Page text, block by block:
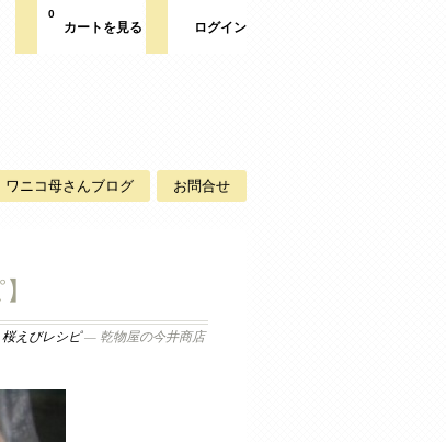
カートを見る
0
ログイン
ワニコ母さんブログ お問合せ
桜えびレシピ— 乾物屋の今井商店